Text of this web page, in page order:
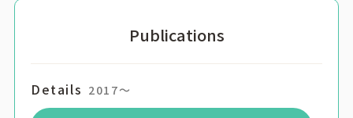
Publications
Details 2017〜